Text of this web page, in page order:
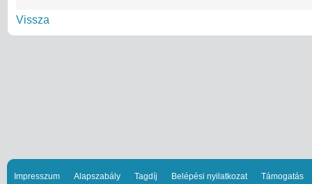
Vissza
Impresszum Alapszabály Tagdíj Belépési nyilatkozat Támogatás